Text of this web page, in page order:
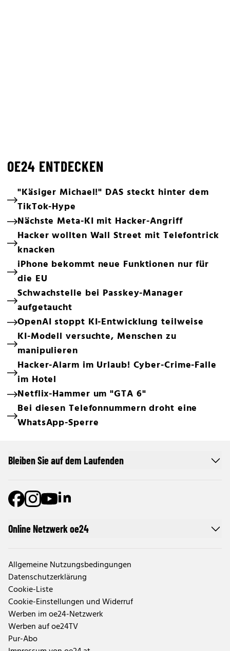
OE24 ENTDECKEN
"Käsiger Michael!" DAS steckt hinter dem
TikTok-Hype
Nächste Meta-KI mit Hacker-Angriff
Hacker wollten Wall Street mit Telefontrick
knacken
iPhone bekommt neue Funktionen nur für
die EU
Schwachstelle bei Passkey-Manager
aufgetaucht
OpenAI stoppt KI-Entwicklung teilweise
KI-Modell versuchte, Menschen zu
manipulieren
Hacker-Alarm im Urlaub! Cyber-Crime-Falle
im Hotel
Netflix-Hammer um "GTA 6"
Bei diesen Telefonnummern droht eine
WhatsApp-Sperre
Online Netzwerk oe24
Allgemeine Nutzungsbedingungen
Datenschutzerklärung
Cookie-Liste
Cookie-Einstellungen und Widerruf
Werben im oe24-Netzwerk
Werben auf oe24TV
Pur-Abo
Bleiben Sie auf dem Laufenden